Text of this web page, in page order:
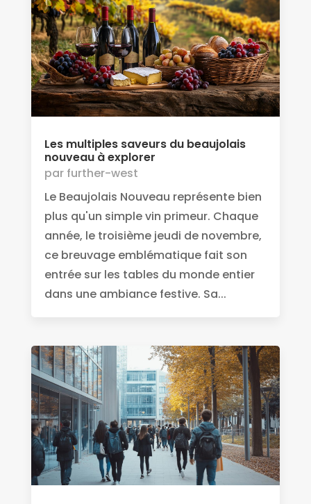
Les multiples saveurs du beaujolais
nouveau à explorer
par further-west
Le Beaujolais Nouveau représente bien
plus qu'un simple vin primeur. Chaque
année, le troisième jeudi de novembre,
ce breuvage emblématique fait son
entrée sur les tables du monde entier
dans une ambiance festive. Sa...